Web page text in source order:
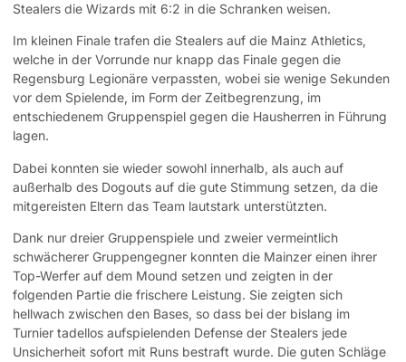
Stealers die Wizards mit 6:2 in die Schranken weisen.
Im kleinen Finale trafen die Stealers auf die Mainz Athletics,
welche in der Vorrunde nur knapp das Finale gegen die
Regensburg Legionäre verpassten, wobei sie wenige Sekunden
vor dem Spielende, im Form der Zeitbegrenzung, im
entschiedenem Gruppenspiel gegen die Hausherren in Führung
lagen.
Dabei konnten sie wieder sowohl innerhalb, als auch auf
außerhalb des Dogouts auf die gute Stimmung setzen, da die
mitgereisten Eltern das Team lautstark unterstützten.
Dank nur dreier Gruppenspiele und zweier vermeintlich
schwächerer Gruppengegner konnten die Mainzer einen ihrer
Top-Werfer auf dem Mound setzen und zeigten in der
folgenden Partie die frischere Leistung. Sie zeigten sich
hellwach zwischen den Bases, so dass bei der bislang im
Turnier tadellos aufspielenden Defense der Stealers jede
Unsicherheit sofort mit Runs bestraft wurde. Die guten Schläge